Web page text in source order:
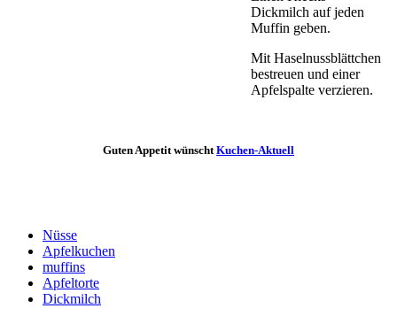
Dickmilch auf jeden
Muffin geben.
Mit Haselnussblättchen
bestreuen und einer
Apfelspalte verzieren.
Guten Appetit wünscht Kuchen-Aktuell
Nüsse
Apfelkuchen
muffins
Apfeltorte
Dickmilch